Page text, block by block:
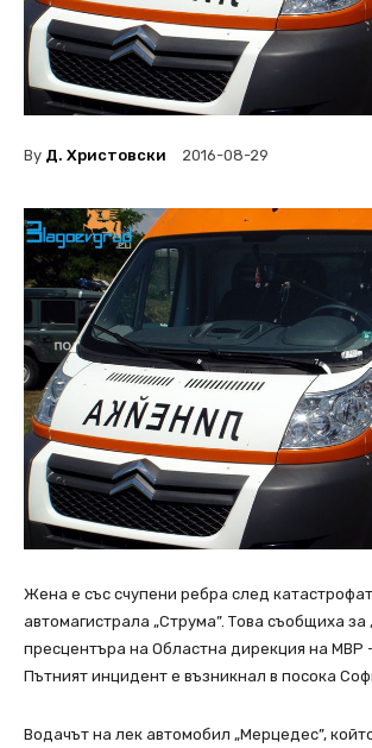
By Д. Христовски 2016-08-29
Жена е със счупени ребра след
автомагистрала „Струма”. Това съобщиха за
пресцентъра на Областна дирекция на МВР
Пътният инцидент е възникнал в посока
Водачът на лек автомобил „Мерцедес”,